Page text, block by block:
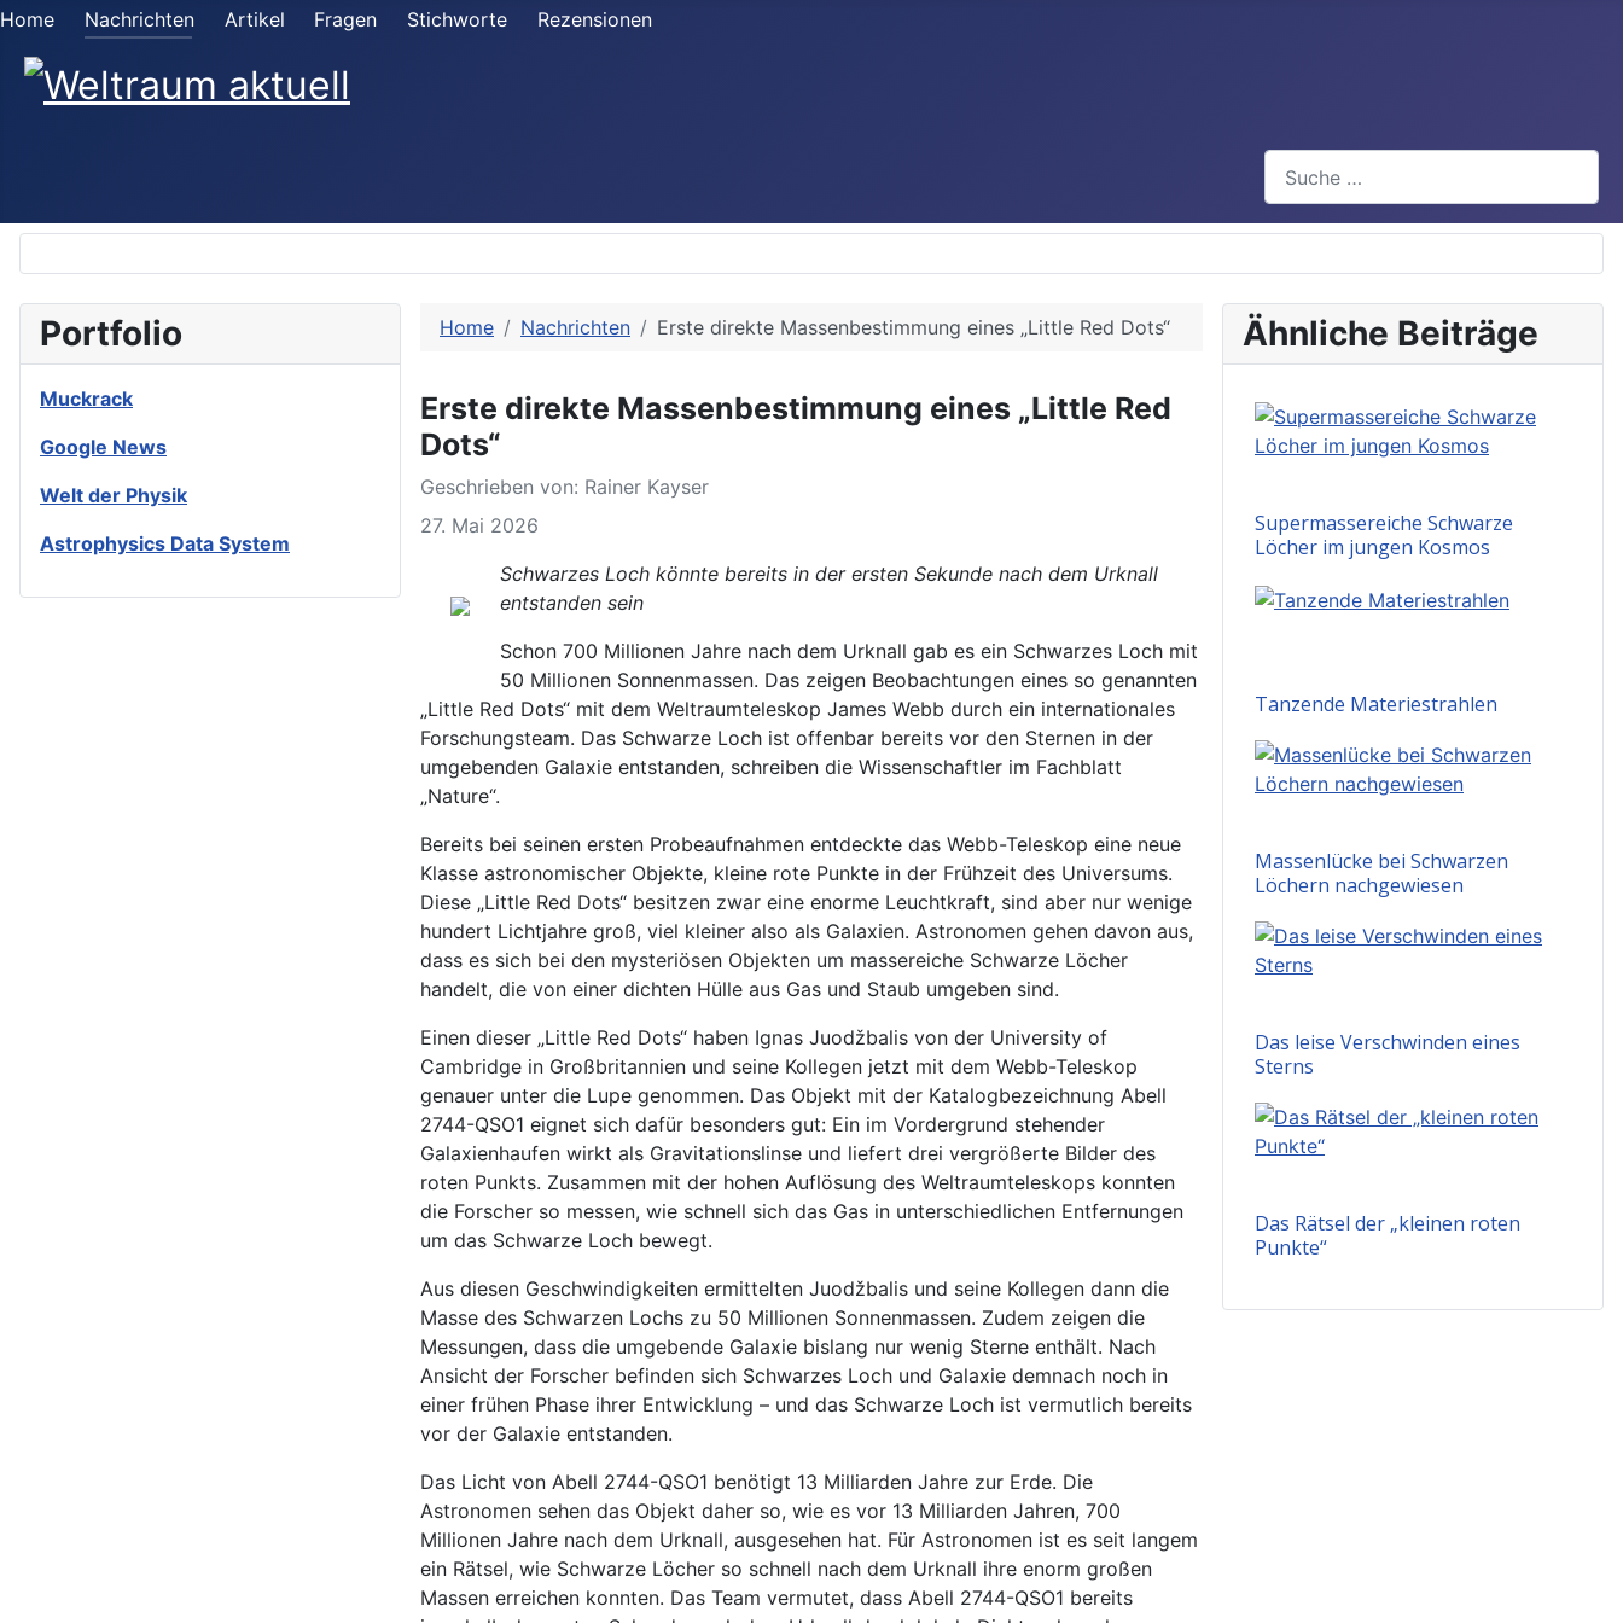
Home Nachrichten Artikel Fragen Stichworte Rezensionen
Portfolio
Muckrack
Google News
Welt der Physik
Astrophysics Data System
Home Nachrichten Erste direkte Massenbestimmung eines „Little Red Dots“
Erste direkte Massenbestimmung eines „Little Red
Dots“
Geschrieben von: Rainer Kayser
27. Mai 2026
Schwarzes Loch könnte bereits in der ersten Sekunde nach dem Urknall
entstanden sein
Schon 700 Millionen Jahre nach dem Urknall gab es ein Schwarzes Loch mit
50 Millionen Sonnenmassen. Das zeigen Beobachtungen eines so genannten
„Little Red Dots“ mit dem Weltraumteleskop James Webb durch ein internationales
Forschungsteam. Das Schwarze Loch ist offenbar bereits vor den Sternen in der
umgebenden Galaxie entstanden, schreiben die Wissenschaftler im Fachblatt
„Nature“.
Bereits bei seinen ersten Probeaufnahmen entdeckte das Webb-Teleskop eine neue
Klasse astronomischer Objekte, kleine rote Punkte in der Frühzeit des Universums.
Diese „Little Red Dots“ besitzen zwar eine enorme Leuchtkraft, sind aber nur wenige
hundert Lichtjahre groß, viel kleiner also als Galaxien. Astronomen gehen davon aus,
dass es sich bei den mysteriösen Objekten um massereiche Schwarze Löcher
handelt, die von einer dichten Hülle aus Gas und Staub umgeben sind.
Einen dieser „Little Red Dots“ haben Ignas Juodžbalis von der University of
Cambridge in Großbritannien und seine Kollegen jetzt mit dem Webb-Teleskop
genauer unter die Lupe genommen. Das Objekt mit der Katalogbezeichnung Abell
2744-QSO1 eignet sich dafür besonders gut: Ein im Vordergrund stehender
Galaxienhaufen wirkt als Gravitationslinse und liefert drei vergrößerte Bilder des
roten Punkts. Zusammen mit der hohen Auflösung des Weltraumteleskops konnten
die Forscher so messen, wie schnell sich das Gas in unterschiedlichen Entfernungen
um das Schwarze Loch bewegt.
Aus diesen Geschwindigkeiten ermittelten Juodžbalis und seine Kollegen dann die
Masse des Schwarzen Lochs zu 50 Millionen Sonnenmassen. Zudem zeigen die
Messungen, dass die umgebende Galaxie bislang nur wenig Sterne enthält. Nach
Ansicht der Forscher befinden sich Schwarzes Loch und Galaxie demnach noch in
einer frühen Phase ihrer Entwicklung – und das Schwarze Loch ist vermutlich bereits
vor der Galaxie entstanden.
Das Licht von Abell 2744-QSO1 benötigt 13 Milliarden Jahre zur Erde. Die
Astronomen sehen das Objekt daher so, wie es vor 13 Milliarden Jahren, 700
Millionen Jahre nach dem Urknall, ausgesehen hat. Für Astronomen ist es seit langem
ein Rätsel, wie Schwarze Löcher so schnell nach dem Urknall ihre enorm großen
Massen erreichen konnten. Das Team vermutet, dass Abell 2744-QSO1 bereits
Ähnliche Beiträge
Supermassereiche Schwarze
Löcher im jungen Kosmos
Tanzende Materiestrahlen
Massenlücke bei Schwarzen
Löchern nachgewiesen
Das leise Verschwinden eines
Sterns
Das Rätsel der „kleinen roten
Punkte“